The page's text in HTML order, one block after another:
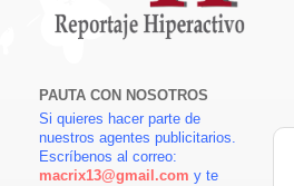
PAUTA CON NOSOTROS
Si quieres hacer parte de
nuestros agentes publicitarios.
Escríbenos al correo:
macrix13@gmail.com y te